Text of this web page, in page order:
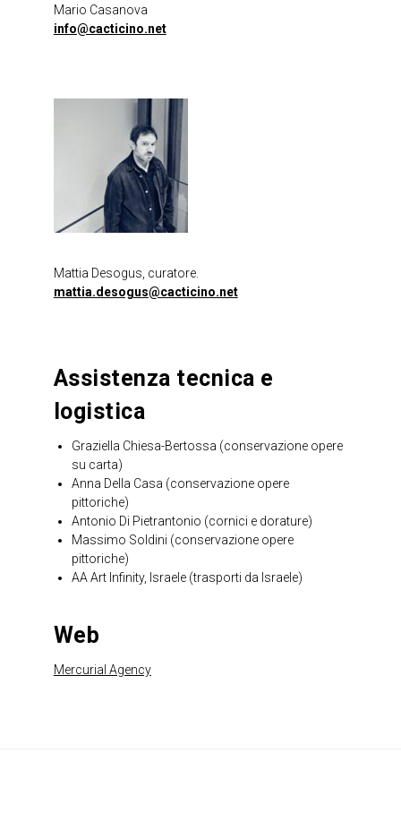
Mario Casanova
info@cacticino.net
Mattia Desogus, curatore.
mattia.desogus@cacticino.net
Assistenza tecnica e
logistica
Graziella Chiesa-Bertossa (conservazione opere
su carta)
Anna Della Casa (conservazione opere
pittoriche)
Antonio Di Pietrantonio (cornici e dorature)
Massimo Soldini (conservazione opere
pittoriche)
AA Art Infinity, Israele (trasporti da Israele)
Web
Mercurial Agency